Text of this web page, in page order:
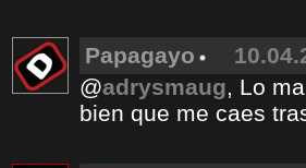
Papagayo
@adrysmaug, Lo
bien que me caes